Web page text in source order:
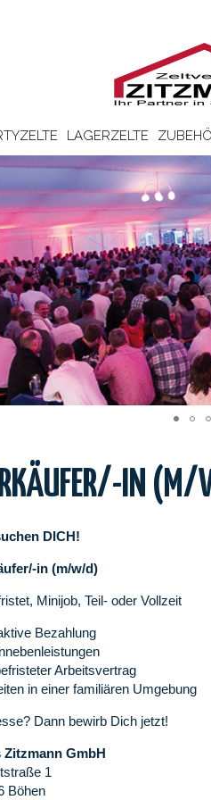
LAGERZELTE
IN
DICH!
in (m/w/d)
Minijob, Teil- oder Vollzeit
Bezahlung
Arbeitsvertrag
in einer familiären Umgebung
Dann bewirb Dich jetzt!
Zitzmann GmbH
1
Böhen